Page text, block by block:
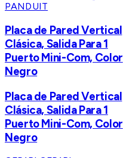
PANDUIT
Placa de Pared Vertical
Clásica, Salida Para 1
Puerto Mini-Com, Color
Negro
Placa de Pared Vertical
Clásica, Salida Para 1
Puerto Mini-Com, Color
Negro